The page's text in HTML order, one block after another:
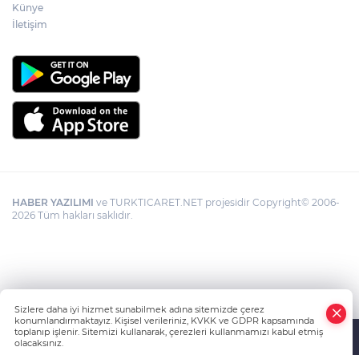
Künye
İletişim
HABER YAZILIMI ve TURKTICARET.NET projesidir Copyright© 2006-
2026 Tüm hakları saklıdır.
Sizlere daha iyi hizmet sunabilmek adına sitemizde çerez
konumlandırmaktayız. Kişisel verileriniz, KVKK ve GDPR kapsamında
toplanıp işlenir. Sitemizi kullanarak, çerezleri kullanmamızı kabul etmiş
olacaksınız.